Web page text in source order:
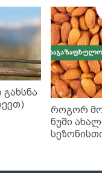
გახსნა
როგორ
ნუში